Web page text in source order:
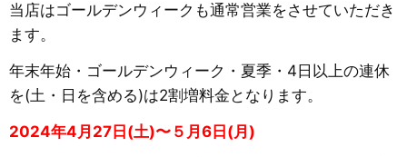
当店はゴールデンウィークも通常営業をさせていただき
ます。
年末年始・ゴールデンウィーク・夏季・4日以上の連休
を(土・日を含める)は2割増料金となります。
2024年4月27日(土)〜５月6日(月)